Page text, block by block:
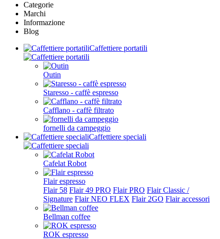
Categorie
Marchi
Informazione
Blog
Caffettiere portatili
Outin
Staresso - caffè espresso
Cafflano - caffè filtrato
fornelli da campeggio
Caffettiere speciali
Cafelat Robot
Flair espresso
Flair 58 Flair 49 PRO Flair PRO Flair Classic /
Signature Flair NEO FLEX Flair 2GO Flair accessori
Bellman coffee
ROK espresso